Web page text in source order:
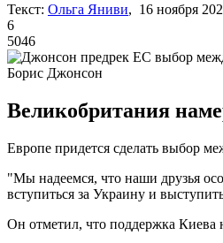
Текст: Ольга Яниви, 16 ноября
6
5046
Борис Джонсон
Великобритания
Европе придется сделать выбор
"Мы надеемся, что наши друзья
вступиться за Украину и
Он отметил, что поддержка Киева